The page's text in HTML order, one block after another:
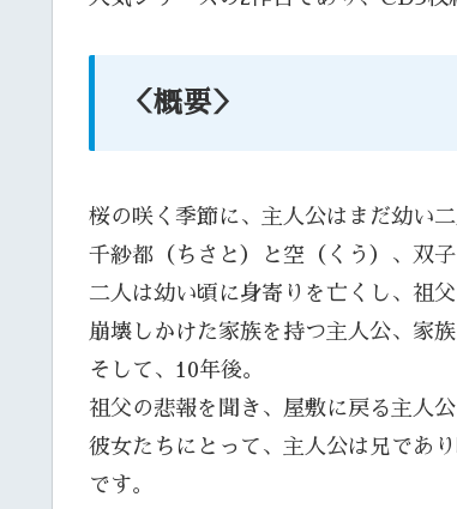
＜概要＞
桜の咲く季節に、主人公はまだ幼い
千紗都（ちさと）と空（くう）、双子
二人は幼い頃に身寄りを亡くし、祖
崩壊しかけた家族を持つ主人公、家
そして、10年後。
祖父の悲報を聞き、屋敷に戻る主人
彼女たちにとって、主人公は兄であ
です。